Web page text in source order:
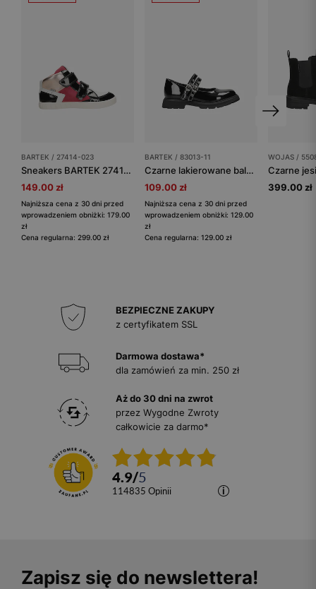
BARTEK / 27414-023
Sneakers BARTEK 27414-023, dla dziewcząt, biało-czarny
149.00 zł
Najniższa cena z 30 dni przed
wprowadzeniem obniżki: 179.00
zł
Cena regularna: 299.00 zł
BARTEK / 83013-11
Czarne lakierowane baleriny dziewczęce z paskami na podbiciu BARTEK 83013-11
109.00 zł
Najniższa cena z 30 dni przed
wprowadzeniem obniżki: 129.00
zł
Cena regularna: 129.00 zł
WOJAS /
399.00 zł
BEZPIECZNE ZAKUPY
z certyfikatem SSL
Darmowa dostawa*
dla zamówień za min. 250 zł
Aż do 30 dni na zwrot
przez Wygodne Zwroty
całkowicie za darmo*
4.9/5
114835 opinii
Zapisz się do newslettera!